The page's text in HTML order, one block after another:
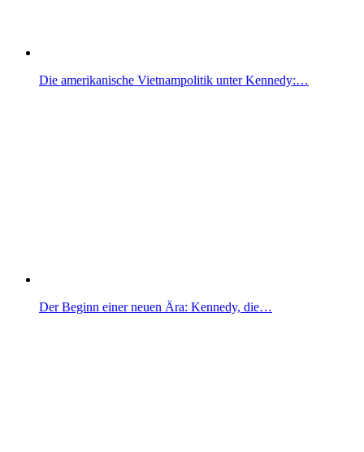
Die amerikanische Vietnampolitik unter Kennedy:…
Der Beginn einer neuen Ära: Kennedy, die…